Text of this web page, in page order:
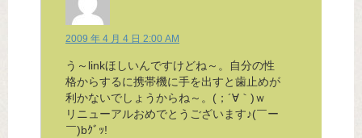
2009 年 4 月 4 日 2:00 AM
う～linkほしいんですけどね～。自分の性
格からするに携帯機に手を出すと歯止めが
利かないでしょうからね～。(；´∀｀)ｗ
リニューアルおめでとうございます♪(￣ー
￣)bｸﾞｯ!